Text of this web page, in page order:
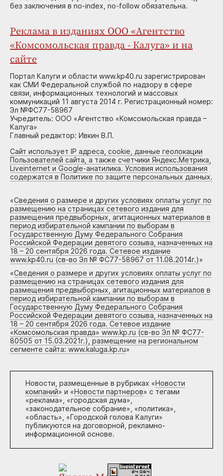
без заключения в no-index, no-follow обязательна.
Реклама в изданиях ООО «Агентство
«Комсомольская правда - Калуга» и на
сайте
Портал Калуги и области www.kp40.ru зарегистрирован
как СМИ Федеральной службой по надзору в сфере
связи, информационных технологий и массовых
коммуникаций 11 августа 2014 г. Регистрационный номер:
Эл №ФС77-58967
Учредитель: ООО «Агентство «Комсомольская правда –
Калуга»
Главный редактор: Ивкин В.П.
Сайт использует IP адреса, cookie, данные геолокации
Пользователей сайта, а также счетчики Яндекс.Метрика,
Liveinternet и Google-анатилика. Условия использования
содержатся в Политике по защите персональных данных.
«Сведения о размере и других условиях оплаты услуг по
размещению на страницах сетевого издания для
размещения предвыборных, агитационных материалов в
период избирательной кампании по выборам в
Государственную Думу Федерального Собрания
Российской Федерации девятого созыва, назначенных на
18 – 20 сентября 2026 года. Сетевое издание
www.kp40.ru (св-во Эл № ФС77-58967 от 11.08.2014г.)»
«Сведения о размере и других условиях оплаты услуг по
размещению на страницах сетевого издания для
размещения предвыборных, агитационных материалов в
период избирательной кампании по выборам в
Государственную Думу Федерального Собрания
Российской Федерации девятого созыва, назначенных на
18 – 20 сентября 2026 года. Сетевое издание
«Комсомольская правда» www.kp.ru (св-во Эл № ФС77-
80505 от 15.03.2021г.), размещение на региональном
сегменте сайта: www.kaluga.kp.ru»
Новости, размещенные в рубриках «Новости
компаний» и «Новости партнеров» с тегами
«реклама», «городская дума»,
«законодательное собрание», «политика»,
«область», «Городской голова Калуги»
публикуются на договорной, рекламно-
информационной основе.